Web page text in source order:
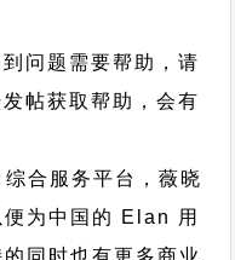
问题需要帮助，请
发帖获取帮助，会有
合服务平台，薇晓
为中国的 Elan 用
同时也有更多商业